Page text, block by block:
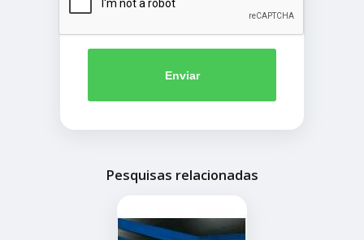
Enviar
Pesquisas relacionadas